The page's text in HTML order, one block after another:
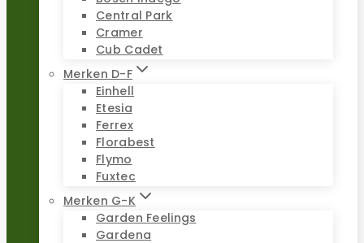
Central Park
Cramer
Cub Cadet
Merken D-F
Einhell
Etesia
Ferrex
Florabest
Flymo
Fuxtec
Merken G-K
Garden Feelings
Gardena